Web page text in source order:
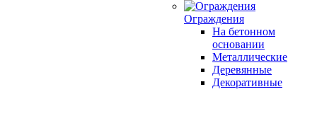
Ограждения
На бетонном
основании
Металлические
Деревянные
Декоративные